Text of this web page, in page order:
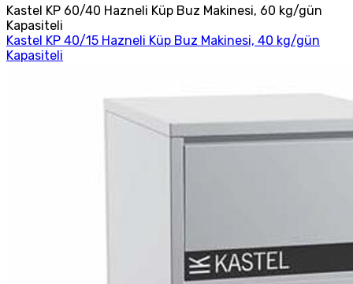
Kastel KP 60/40 Hazneli Küp Buz Makinesi, 60 kg/gün
Kapasiteli
Kastel KP 40/15 Hazneli Küp Buz Makinesi, 40 kg/gün
Kapasiteli